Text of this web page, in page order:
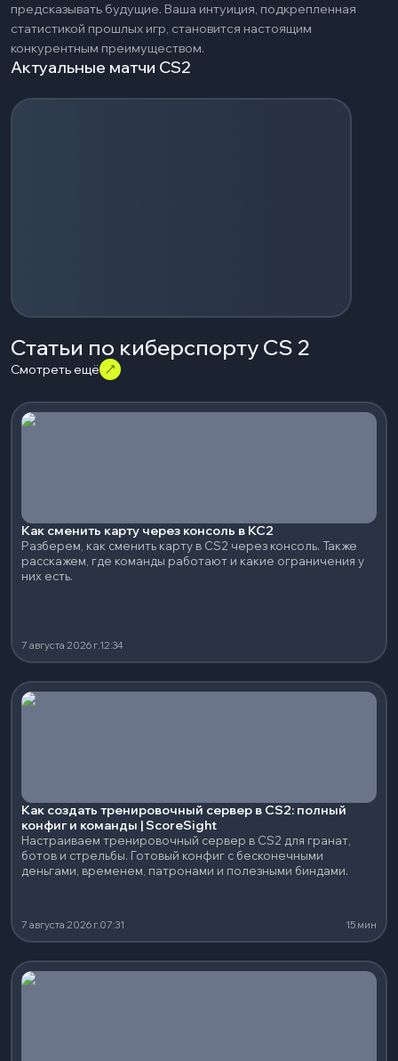
предсказывать будущие. Ваша интуиция, подкрепленная
статистикой прошлых игр, становится настоящим
конкурентным преимуществом.
Актуальные матчи CS2
Загрузка событий...
Статьи по киберспорту CS 2
Смотреть ещё
Как сменить карту через консоль в КС2
Разберем, как сменить карту в CS2 через консоль. Также
расскажем, где команды работают и какие ограничения у
них есть.
7 августа 2026 г.12:34
Как создать тренировочный сервер в CS2: полный
конфиг и команды | ScoreSight
Настраиваем тренировочный сервер в CS2 для гранат,
ботов и стрельбы. Готовый конфиг с бесконечными
деньгами, временем, патронами и полезными биндами.
7 августа 2026 г.07:31 15 мин